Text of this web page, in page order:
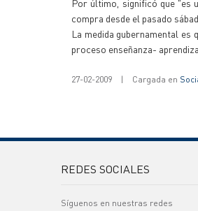
Por último, significó que "es
compra desde el pasado
La medida gubernamental es
proceso enseñanza-
27-02-2009 | Cargada en
REDES SOCIALES
Síguenos en nuestras redes